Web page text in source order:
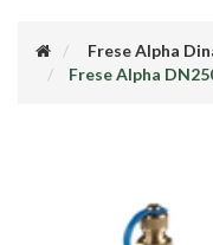
Frese Alpha
Frese Alpha